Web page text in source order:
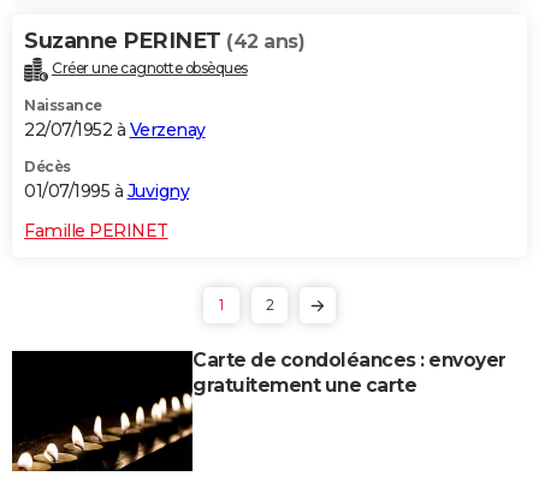
Suzanne PERINET (42 ans)
Créer une cagnotte obsèques
Naissance
22/07/1952 à Verzenay
Décès
01/07/1995 à Juvigny
Famille PERINET
1 2
Carte de condoléances : envoyer
gratuitement une carte